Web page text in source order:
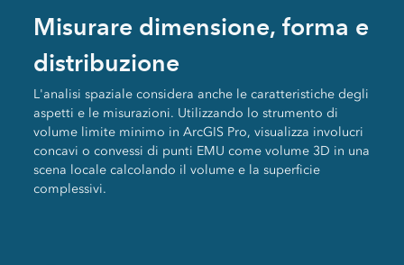
Misurare dimensione, forma e
distribuzione
L'analisi spaziale considera anche le caratteristiche degli
aspetti e le misurazioni. Utilizzando lo strumento di
volume limite minimo in ArcGIS Pro, visualizza involucri
concavi o convessi di punti EMU come volume 3D in una
scena locale calcolando il volume e la superficie
complessivi.